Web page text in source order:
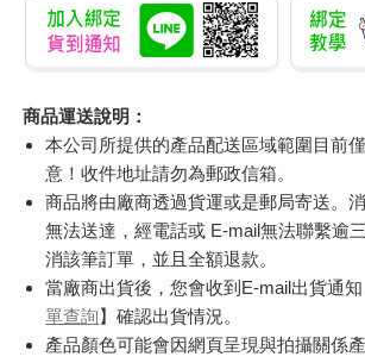
商品運送說明：
本公司所提供的產品配送區域範圍目前
意！收件地址請勿為郵政信箱。
商品將由廠商透過貨運或是郵局寄送。
無法送達，經電話或 E-mail無法聯繫逾
消該筆訂單，並且全額退款。
當廠商出貨後，您會收到E-mail出貨通
單查詢】確認出貨情況。
產品顏色可能會因網頁呈現與拍攝關係